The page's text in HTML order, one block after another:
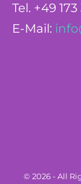
Tel. +49
E-Mail:
© 2026 - All